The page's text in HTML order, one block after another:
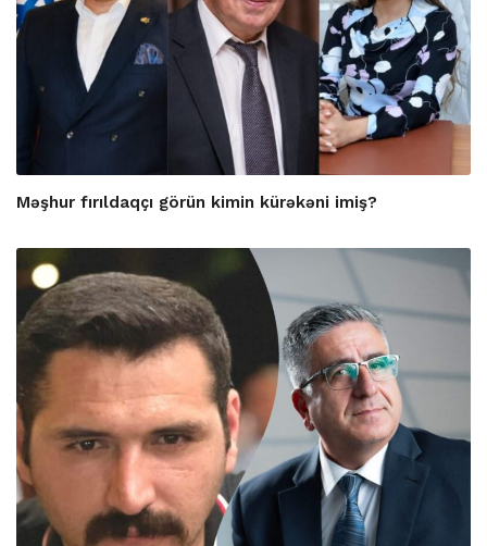
Məşhur fırıldaqçı görün kimin kürəkəni imiş?